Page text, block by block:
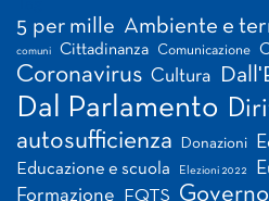
5 per mille Ambiente e
comuni Cittadinanza Comunicazione
Coronavirus Cultura
Dal Parlamento
autosufficienza
Donazioni
Educazione e scuola Elezioni 2022
Formazione FQTS Governo